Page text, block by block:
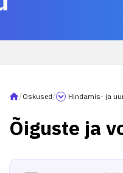
/Oskused/ Hindamis- ja
Õiguste ja